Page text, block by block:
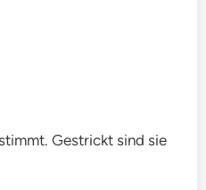
Gestrickt sind sie